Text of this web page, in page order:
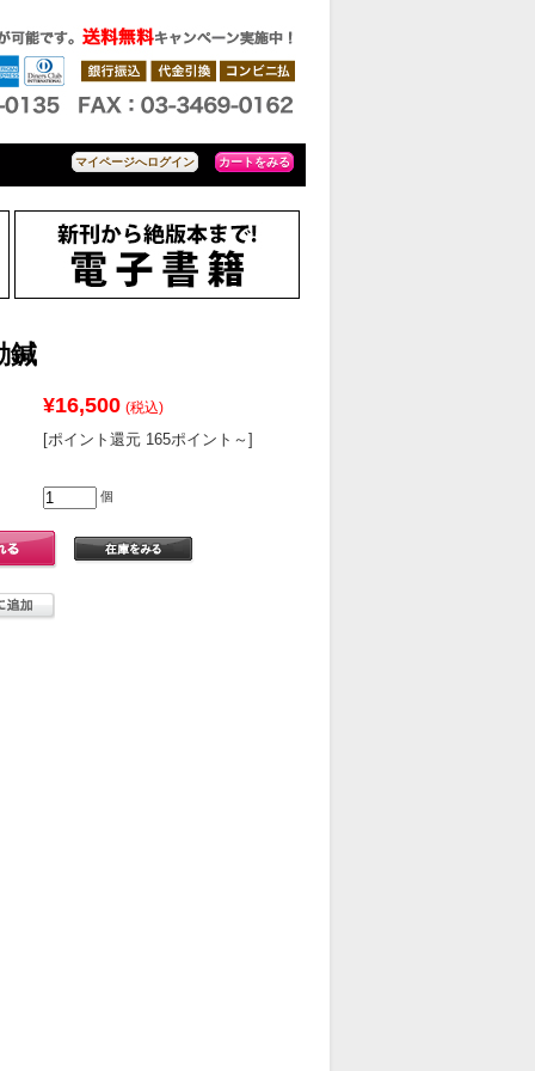
マイページへログイン カートをみる
鍼
¥16,500 (税込)
[ポイント還元 165ポイント～]
個